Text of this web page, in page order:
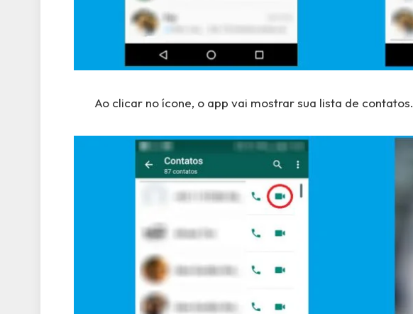
Ao clicar no ícone, o app vai mostrar sua lista de contatos.